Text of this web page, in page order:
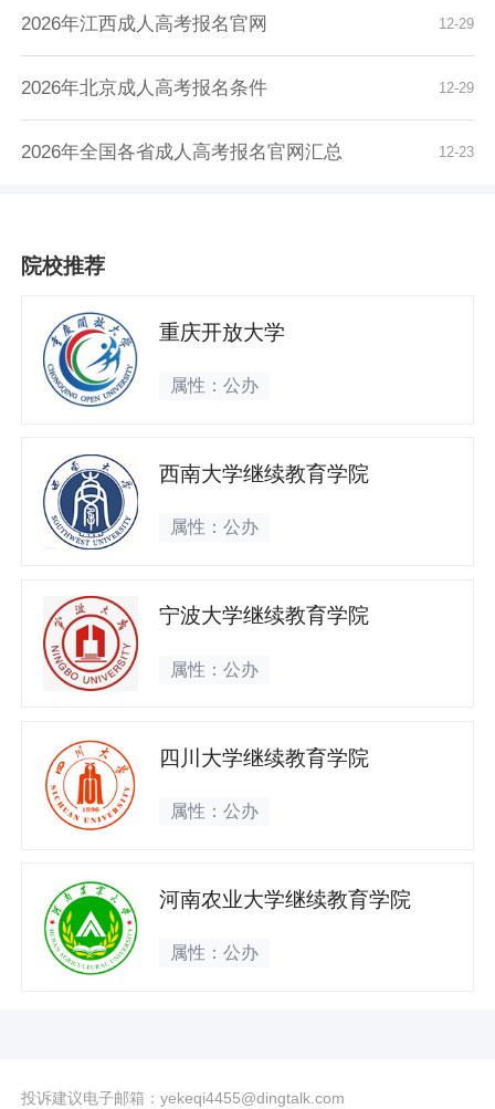
12-29
2026年江西成人高考报名官网
12-29
2026年北京成人高考报名条件
12-23
2026年全国各省成人高考报名官网汇总
院校推荐
重庆开放大学
属性：公办
西南大学继续教育学院
属性：公办
宁波大学继续教育学院
属性：公办
四川大学继续教育学院
属性：公办
河南农业大学继续教育学院
属性：公办
投诉建议电子邮箱：yekeqi4455@dingtalk.com